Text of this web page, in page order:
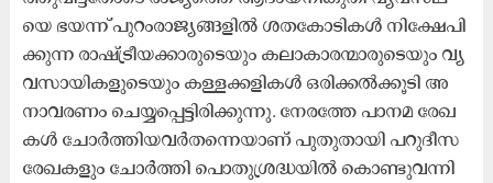
യെ ഭ​യ​ന്ന്​ പു​റം​രാ​ജ്യ​ങ്ങ​ളി​ൽ ശ​ത​കോ​ടി​ക​ൾ നി​ക്ഷേ​പി​
ക്കു​ന്ന രാ​ഷ്​​ട്രീ​യ​ക്കാ​രു​ടെ​യും ക​ലാ​കാ​ര​ന്മാ​രു​ടെ​യും വ്യ​
വ​സാ​യി​ക​ളു​ടെ​യും ക​ള്ള​ക്ക​ളി​ക​ൾ ഒ​രി​ക്ക​ൽ​ക്കൂ​ടി അ​
നാ​വ​ര​ണം ചെ​യ്യ​പ്പെ​ട്ടി​രി​ക്കു​ന്നു. നേ​ര​ത്തേ പാ​ന​മ രേ​ഖ​
ക​ൾ ചോ​ർ​ത്തി​യ​വ​ർത​ന്നെ​യാ​ണ്​ പു​തു​താ​യി പ​റു​ദീ​സ
രേ​ഖ​ക​ളും ചോ​ർ​ത്തി പൊ​തു​ശ്ര​ദ്ധ​യി​ൽ കൊ​ണ്ടു​വ​ന്നി​